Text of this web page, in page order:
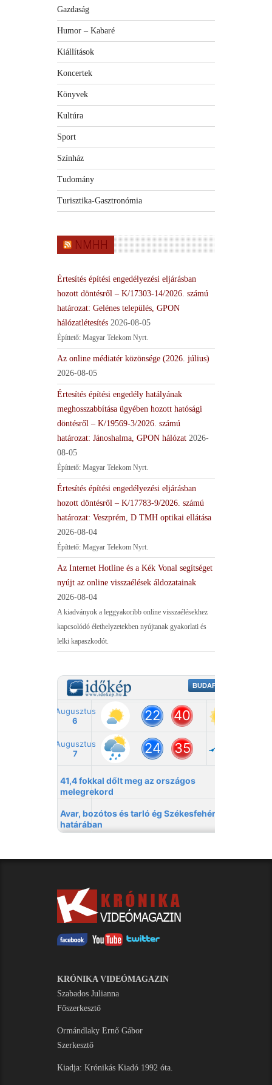
Gazdaság
Humor – Kabaré
Kiállítások
Koncertek
Könyvek
Kultúra
Sport
Színház
Tudomány
Turisztika-Gasztronómia
NMHH
Értesítés építési engedélyezési eljárásban
hozott döntésről – K/17303-14/2026. számú
határozat: Gelénes település, GPON
hálózatlétesítés 2026-08-05
Építtető: Magyar Telekom Nyrt.
Az online médiatér közönsége (2026. július)
2026-08-05
Értesítés építési engedély hatályának
meghosszabbítása ügyében hozott hatósági
döntésről – K/19569-3/2026. számú
határozat: Jánoshalma, GPON hálózat 2026-
08-05
Építtető: Magyar Telekom Nyrt.
Értesítés építési engedélyezési eljárásban
hozott döntésről – K/17783-9/2026. számú
határozat: Veszprém, D TMH optikai ellátása
2026-08-04
Építtető: Magyar Telekom Nyrt.
Az Internet Hotline és a Kék Vonal segítséget
nyújt az online visszaélések áldozatainak
2026-08-04
A kiadványok a leggyakoribb online visszaélésekhez
kapcsolódó élethelyzetekben nyújtanak gyakorlati és
lelki kapaszkodót.
KRÓNIKA VIDEÓMAGAZIN
Szabados Julianna
Főszerkesztő
Ormándlaky Ernő Gábor
Szerkesztő
Kiadja: Krónikás Kiadó 1992 óta.